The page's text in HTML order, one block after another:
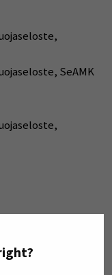
SeAMK
tuotekehitys ja